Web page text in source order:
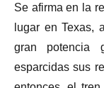
Se afirma en la
lugar en Texas,
gran potencia
esparcidas sus